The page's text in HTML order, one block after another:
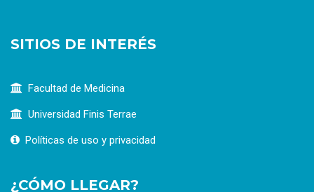
SITIOS DE INTERÉS
Facultad de Medicina
Universidad Finis Terrae
Políticas de uso y privacidad
¿CÓMO LLEGAR?